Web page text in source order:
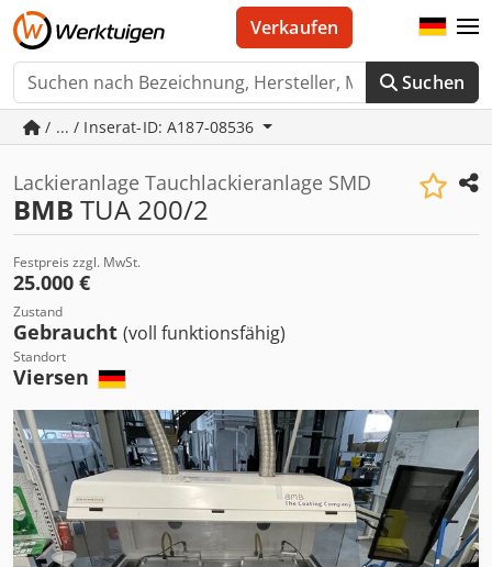
Suchen
Verkaufen
/ ... / Inserat-ID: A187-08536
Lackieranlage Tauchlackieranlage SMD
BMB TUA 200/2
Festpreis zzgl. MwSt.
25.000 €
Zustand
Gebraucht (voll funktionsfähig)
Standort
Viersen